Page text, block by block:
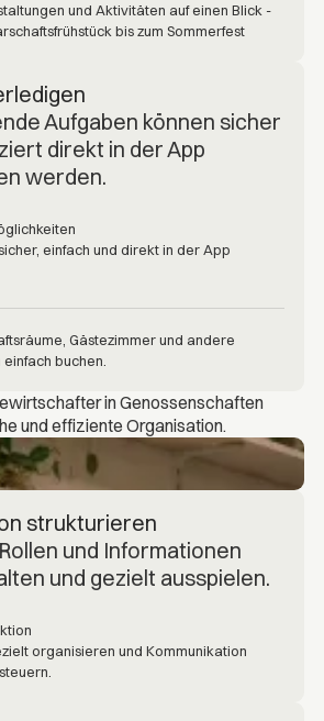
und Aktivitäten auf einen Blick -
bis zum Sommerfest
Aufgaben können sicher
direkt in der App
werden.
einfach und direkt in der App
Gästezimmer und andere
buchen.
in Genossenschaften
und effiziente Organisation.
strukturieren
und Informationen
und gezielt ausspielen.
organisieren und Kommunikation